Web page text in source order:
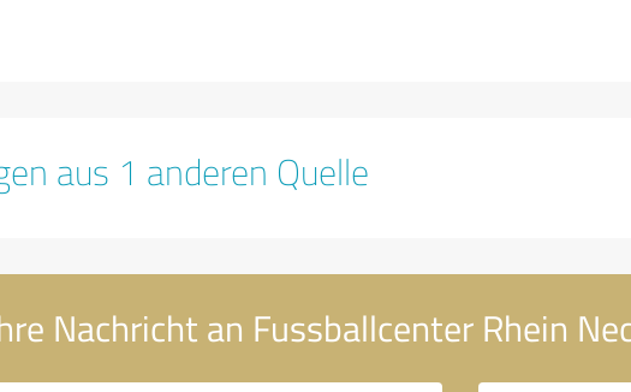
aus 1 anderen Quelle
Nachricht an Fussballcenter Rhein